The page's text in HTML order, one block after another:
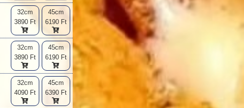
32cm
3890 Ft
45cm
6190 Ft
32cm
3890 Ft
45cm
6190 Ft
32cm
4090 Ft
45cm
6390 Ft